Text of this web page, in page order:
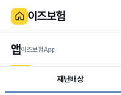
이즈보험
앱이즈보험App
재난배상